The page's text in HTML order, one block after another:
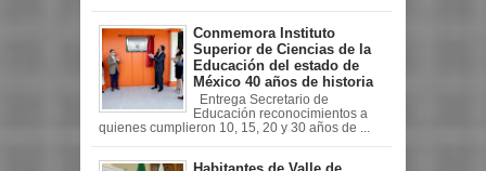
Conmemora Instituto
Superior de Ciencias de la
Educación del estado de
México 40 años de historia
Entrega Secretario de
Educación reconocimientos a
quienes cumplieron 10, 15, 20 y 30 años de ...